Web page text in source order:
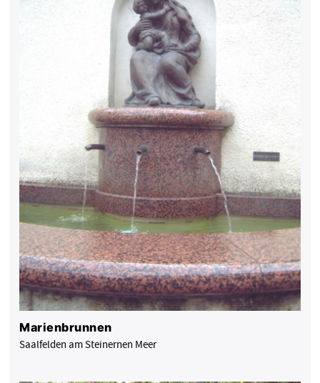
Marienbrunnen
Saalfelden am Steinernen Meer